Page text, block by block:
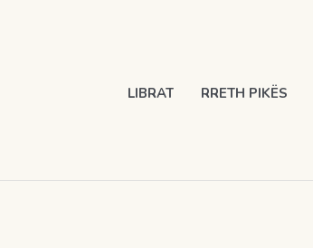
LIBRAT RRETH PIKËS